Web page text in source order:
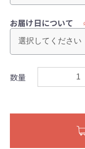
お届け日について
数量